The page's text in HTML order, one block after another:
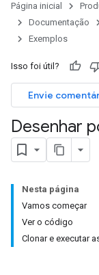
Página inicial
Documentação
Exemplos
Isso foi útil?
Envie
Desenhar
Nesta página
Vamos começar
Ver o código
Clonar e executar